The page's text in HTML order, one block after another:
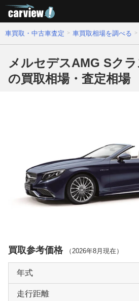
車買取・中古車査定 車買取相場を調べる
メルセデスAMG Sク
の買取相場・査定相場
買取参考価格 （ 2026年8月 現在）
年式
走行距離